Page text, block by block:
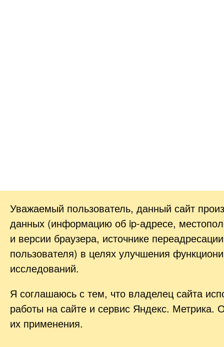
Уважаемый пользователь, данный сайт
данных (информацию об ip-адресе,
и версии браузера, источнике
пользователя) в целях улучшения
исследований.
Я соглашаюсь с тем, что владелец сайта
работы на сайте и сервис Яндекс. Метрика.
их применения.